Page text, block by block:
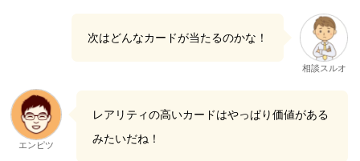
次はどんなカードが当たるのかな！
相談スルオ
エンピツ
レアリティの高いカードはやっぱり価値がある
みたいだね！